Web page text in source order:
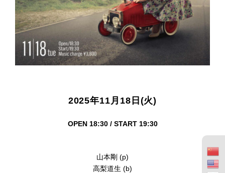
2025年11月18日(火)
OPEN 18:30 / START 19:30
山本剛 (p)
高梨道生 (b)